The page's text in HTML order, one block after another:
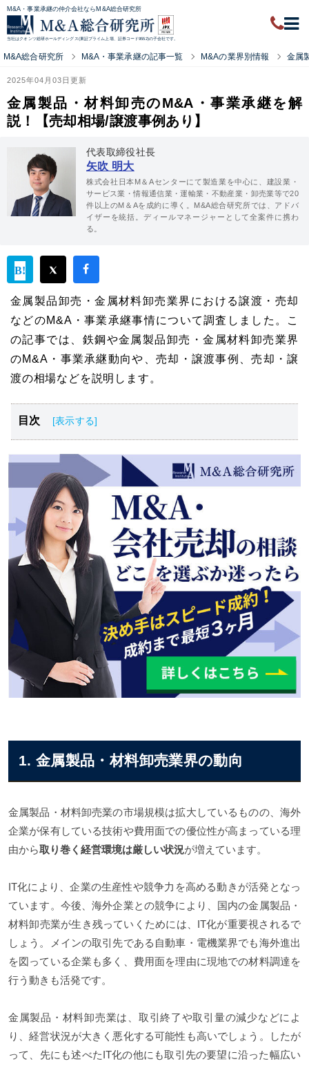
M&A・事業承継の仲介会社ならM&A総合研究所
当社はクオンツ総研ホールディングス(東証プライム上場、証券コード9552)の子会社です。
M&A総合研究所 M&A・事業承継の記事一覧 M&Aの業界別情報 金属
2025年04月03日更新
金属製品・材料卸売のM&A・事業承継を解
説！【売却相場/譲渡事例あり】
代表取締役社長
矢吹 明大
株式会社日本M＆Aセンターにて製造業を中心に、建設業・
サービス業・情報通信業・運輸業・不動産業・卸売業等で20
件以上のM＆Aを成約に導く。M&A総合研究所では、アドバ
イザーを統括。ディールマネージャーとして全案件に携わ
る。
金属製品卸売・金属材料卸売業界における譲渡・売却
などのM&A・事業承継事情について調査しました。こ
の記事では、鉄鋼や金属製品卸売・金属材料卸売業界
のM&A・事業承継動向や、売却・譲渡事例、売却・譲
渡の相場などを説明します。
目次
金属製品・材料卸売業界の動向
金属製品・材料卸売業界のM&A・事業承継の動向
金属製品・材料卸売のM&A・事業承継の売却相場
金属製品・材料卸売のM&A・事業承継の譲渡事例
金属製品・材料卸売のM&Aフロー
金属製品・材料卸売のM&A・事業承継の際に仲介会社を
選ぶポイント5つ
金属製品・材料卸売のM&A・事業承継・譲渡・売却まと
1. 金属製品・材料卸売業界の動向
金属製品・材料卸売業の市場規模は拡大しているものの、海外
企業が保有している技術や費用面での優位性が高まっている理
由から取り巻く経営環境は厳しい状況が増えています。
IT化により、企業の生産性や競争力を高める動きが活発となっ
ています。今後、海外企業との競争により、国内の金属製品・
材料卸売業が生き残っていくためには、IT化が重要視されるで
しょう。メインの取引先である自動車・電機業界でも海外進出
を図っている企業も多く、費用面を理由に現地での材料調達を
行う動きも活発です。
金属製品・材料卸売業は、取引終了や取引量の減少などによ
り、経営状況が大きく悪化する可能性も高いでしょう。したが
って、先にも述べたIT化の他にも取引先の要望に沿った幅広い